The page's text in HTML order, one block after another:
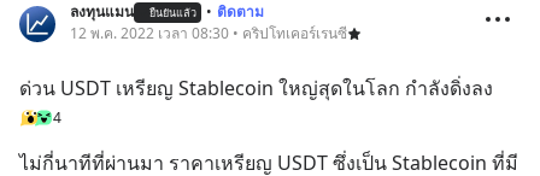
ลงทุนแมน ยืนยันแล้ว • ติดตาม
12 พ.ค. 2022 เวลา 08:30 • คริปโทเคอร์เรนซี
ด่วน USDT เหรียญ Stablecoin ใหญ่สุดในโลก กำลังดิ่งลง
4
ไม่กี่นาทีที่ผ่านมา ราคาเหรียญ USDT ซึ่งเป็น Stablecoin ที่มี